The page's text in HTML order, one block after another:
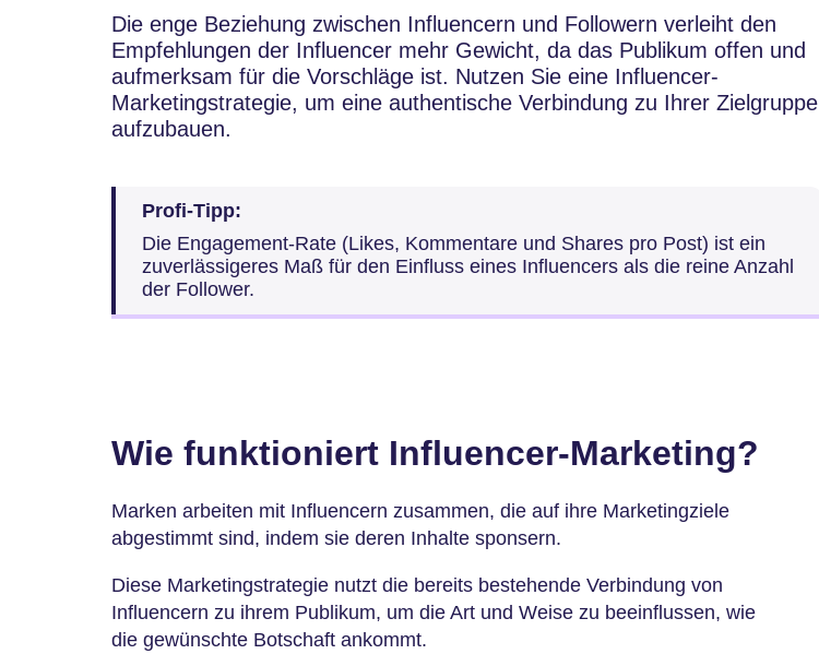
Die enge Beziehung zwischen Influencern und Followern verleiht den
Empfehlungen der Influencer mehr Gewicht, da das Publikum offen und
aufmerksam für die Vorschläge ist. Nutzen Sie eine Influencer-
Marketingstrategie, um eine authentische Verbindung zu Ihrer Zielgruppe
aufzubauen.
Profi-Tipp:
Die Engagement-Rate (Likes, Kommentare und Shares pro Post) ist ein
zuverlässigeres Maß für den Einfluss eines Influencers als die reine Anzahl
der Follower.
Wie funktioniert Influencer-Marketing?
Marken arbeiten mit Influencern zusammen, die auf ihre Marketingziele
abgestimmt sind, indem sie deren Inhalte sponsern.
Diese Marketingstrategie nutzt die bereits bestehende Verbindung von
Influencern zu ihrem Publikum, um die Art und Weise zu beeinflussen, wie
die gewünschte Botschaft ankommt.